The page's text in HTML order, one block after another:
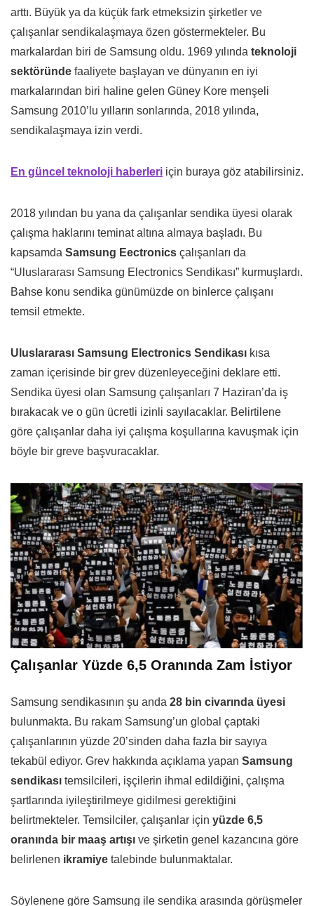
arttı. Büyük ya da küçük fark etmeksizin şirketler ve
çalışanlar sendikalaşmaya özen göstermekteler. Bu
markalardan biri de Samsung oldu. 1969 yılında teknoloji
sektöründe faaliyete başlayan ve dünyanın en iyi
markalarından biri haline gelen Güney Kore menşeli
Samsung 2010’lu yılların sonlarında, 2018 yılında,
sendikalaşmaya izin verdi.
En güncel teknoloji haberleri için buraya göz atabilirsiniz.
2018 yılından bu yana da çalışanlar sendika üyesi olarak
çalışma haklarını teminat altına almaya başladı. Bu
kapsamda Samsung Eectronics çalışanları da
“Uluslararası Samsung Electronics Sendikası” kurmuşlardı.
Bahse konu sendika günümüzde on binlerce çalışanı
temsil etmekte.
Uluslararası Samsung Electronics Sendikası kısa
zaman içerisinde bir grev düzenleyeceğini deklare etti.
Sendika üyesi olan Samsung çalışanları 7 Haziran’da iş
bırakacak ve o gün ücretli izinli sayılacaklar. Belirtilene
göre çalışanlar daha iyi çalışma koşullarına kavuşmak için
böyle bir greve başvuracaklar.
Çalışanlar Yüzde 6,5 Oranında Zam İstiyor
Samsung sendikasının şu anda 28 bin civarında üyesi
bulunmakta. Bu rakam Samsung’un global çaptaki
çalışanlarının yüzde 20’sinden daha fazla bir sayıya
tekabül ediyor. Grev hakkında açıklama yapan Samsung
sendikası temsilcileri, işçilerin ihmal edildiğini, çalışma
şartlarında iyileştirilmeye gidilmesi gerektiğini
belirtmekteler. Temsilciler, çalışanlar için yüzde 6,5
oranında bir maaş artışı ve şirketin genel kazancına göre
belirlenen ikramiye talebinde bulunmaktalar.
Söylenene göre Samsung ile sendika arasında görüşmeler